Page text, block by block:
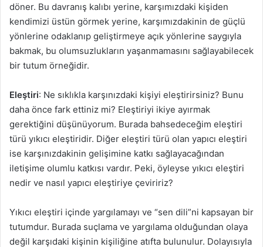
döner. Bu davranış kalıbı yerine, karşımızdaki kişiden
kendimizi üstün görmek yerine, karşımızdakinin de güçlü
yönlerine odaklanıp geliştirmeye açık yönlerine saygıyla
bakmak, bu olumsuzlukların yaşanmamasını sağlayabilecek
bir tutum örneğidir.
Eleştiri: Ne sıklıkla karşınızdaki kişiyi eleştirirsiniz? Bunu
daha önce fark ettiniz mi? Eleştiriyi ikiye ayırmak
gerektiğini düşünüyorum. Burada bahsedeceğim eleştiri
türü yıkıcı eleştiridir. Diğer eleştiri türü olan yapıcı eleştiri
ise karşınızdakinin gelişimine katkı sağlayacağından
iletişime olumlu katkısı vardır. Peki, öyleyse yıkıcı eleştiri
nedir ve nasıl yapıcı eleştiriye çeviririz?
Yıkıcı eleştiri içinde yargılamayı ve “sen dili”ni kapsayan bir
tutumdur. Burada suçlama ve yargılama olduğundan olaya
değil karşıdaki kişinin kişiliğine atıfta bulunulur. Dolayısıyla